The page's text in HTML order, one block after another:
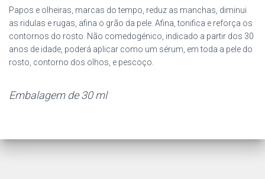
Papos e olheiras, marcas do tempo, reduz as manchas, diminui
as ridulas e rugas, afina o grão da pele. Afina, tonifica e reforça os
contornos do rosto. Não comedogénico, indicado a partir dos 30
anos de idade, poderá aplicar como um sérum, em toda a pele do
rosto, contorno dos olhos, e pescoço.
Embalagem de 30 ml